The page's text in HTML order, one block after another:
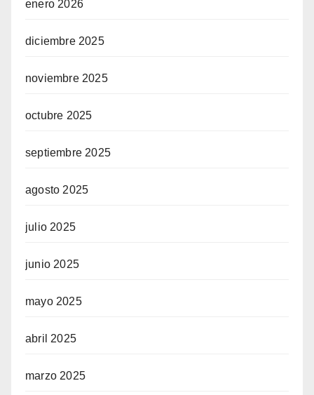
enero 2026
diciembre 2025
noviembre 2025
octubre 2025
septiembre 2025
agosto 2025
julio 2025
junio 2025
mayo 2025
abril 2025
marzo 2025